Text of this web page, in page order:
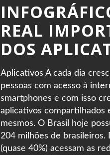
REAL
DOS
Aplicativos A cada dia
pessoas com acesso à
smartphones e com isso
aplicativos compartilhados
mesmos. O Brasil hoje
204 milhões de brasileiros.
(quase 40%) acessam as